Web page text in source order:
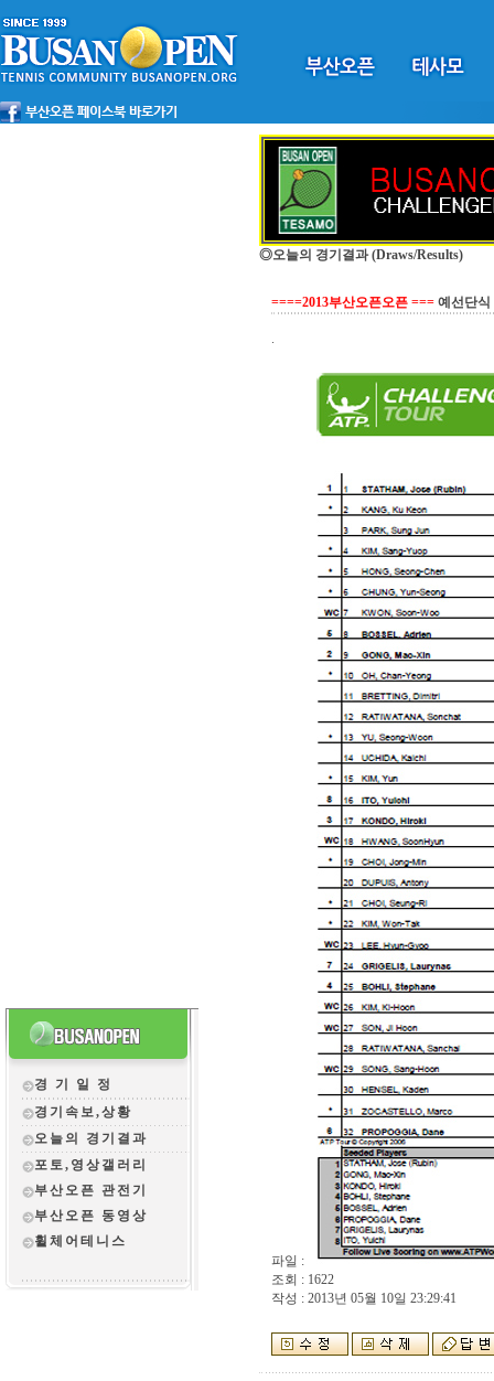
경 기 일 정
경기속보,상황
오늘의 경기결과
포토,영상갤러리
부산오픈 관전 기
부산오픈 동영상
휠체어테니스
◎오늘의 경기결과 (Draws/Results)
====2013부산오픈오픈 === 예선단식
.
파일 :
조회 : 1622
작성 : 2013년 05월 10일 23:29:41